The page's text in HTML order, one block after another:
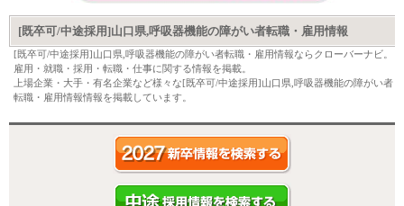
[既卒可/中途採用]山口県,呼吸器機能の障がい者転職・雇用情報
[既卒可/中途採用]山口県,呼吸器機能の障がい者転職・雇用情報ならクローバーナビ。
雇用・就職・採用・転職・仕事に関する情報を掲載。
上場企業・大手・有名企業など様々な[既卒可/中途採用]山口県,呼吸器機能の障がい者
転職・雇用情報情報を掲載しています。